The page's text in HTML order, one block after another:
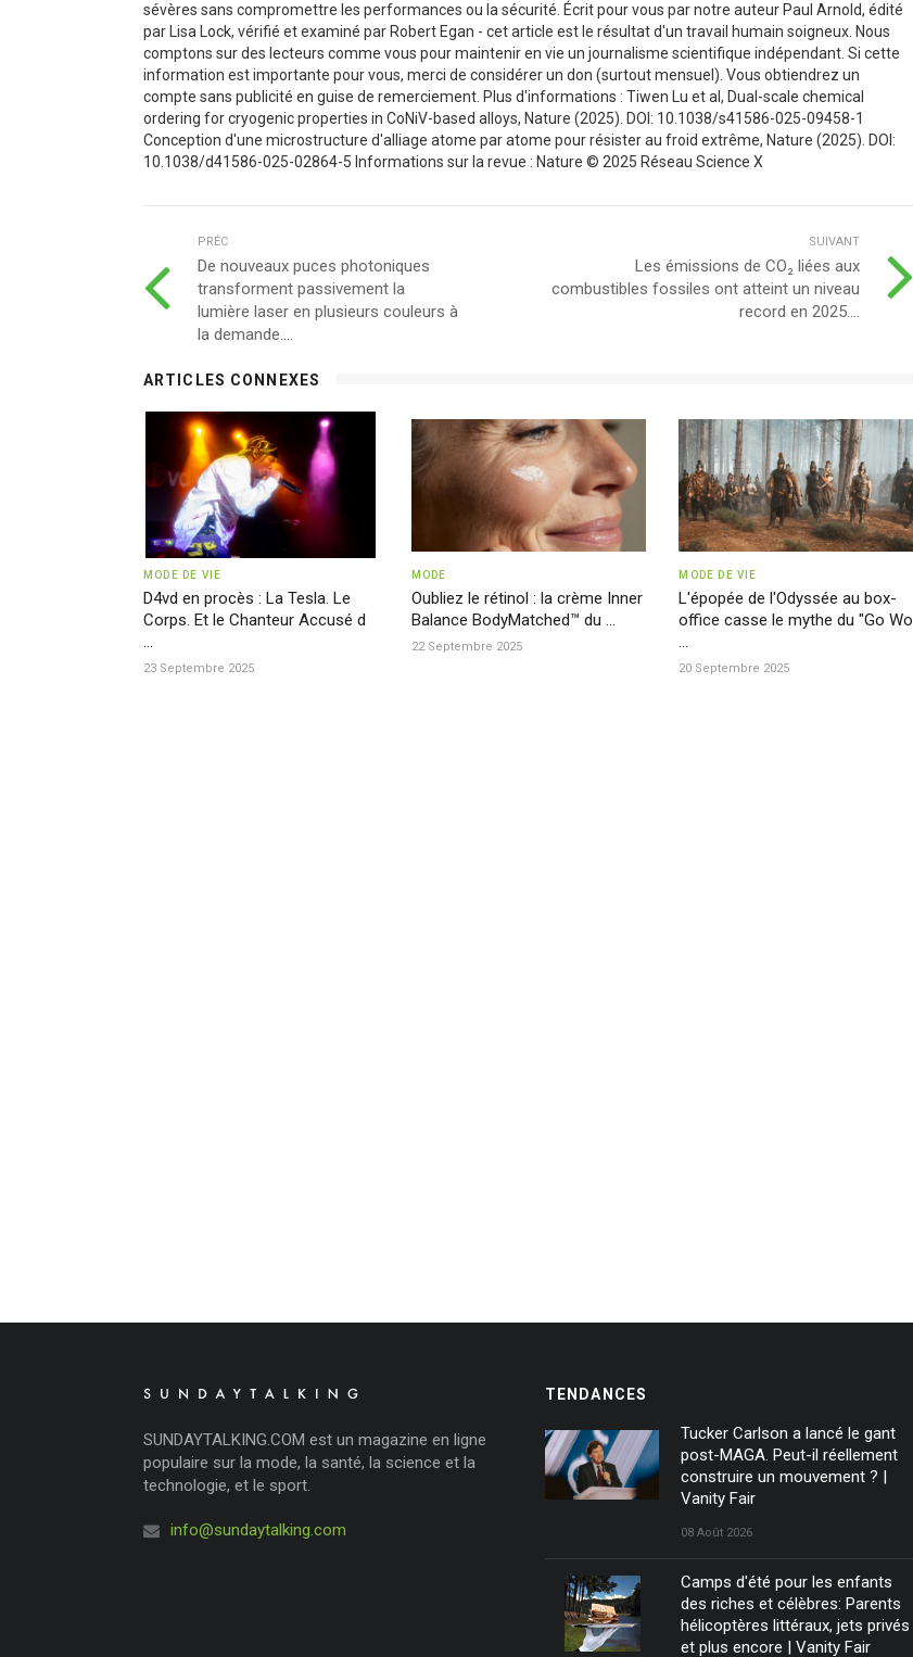
sévères sans compromettre les performances ou la sécurité. Écrit pour vous par notre auteur Paul Arnold, édité
par Lisa Lock, vérifié et examiné par Robert Egan - cet article est le résultat d'un travail humain soigneux. Nous
comptons sur des lecteurs comme vous pour maintenir en vie un journalisme scientifique indépendant. Si cette
information est importante pour vous, merci de considérer un don (surtout mensuel). Vous obtiendrez un
compte sans publicité en guise de remerciement. Plus d'informations : Tiwen Lu et al, Dual-scale chemical
ordering for cryogenic properties in CoNiV-based alloys, Nature (2025). DOI: 10.1038/s41586-025-09458-1
Conception d'une microstructure d'alliage atome par atome pour résister au froid extrême, Nature (2025). DOI:
10.1038/d41586-025-02864-5 Informations sur la revue : Nature © 2025 Réseau Science X
PRÉC
De nouveaux puces photoniques
transforment passivement la
lumière laser en plusieurs couleurs à
la demande....
SUIVANT
Les émissions de CO₂ liées aux
combustibles fossiles ont atteint un niveau
record en 2025....
ARTICLES CONNEXES
MODE DE VIE
D4vd en procès : La Tesla. Le
Corps. Et le Chanteur Accusé d
...
23 Septembre 2025
MODE
Oubliez le rétinol : la crème Inner
Balance BodyMatched™ du ...
22 Septembre 2025
MODE DE VIE
L'épopée de l'Odyssée au box-
office casse le mythe du "Go Wo
...
20 Septembre 2025
SUNDAYTALKING.COM est un magazine en ligne
populaire sur la mode, la santé, la science et la
technologie, et le sport.
info@sundaytalking.com
TENDANCES
Tucker Carlson a lancé le gant
post-MAGA. Peut-il réellement
construire un mouvement ? |
Vanity Fair
08 Août 2026
Camps d'été pour les enfants
des riches et célèbres: Parents
hélicoptères littéraux, jets privés
et plus encore | Vanity Fair